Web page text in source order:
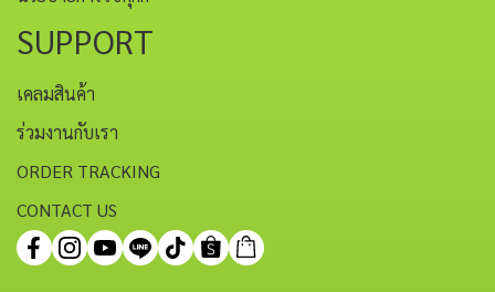
SUPPORT
เคลมสินค้า
ร่วมงานกับเรา
ORDER TRACKING
CONTACT US